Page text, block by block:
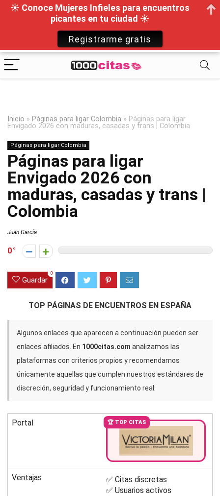
Inicio » Páginas para ligar Colombia » Páginas para ligar
Envigado 2026 con maduras, casadas y trans | Colombia
Páginas para ligar Colombia
Páginas para ligar
Envigado 2026 con
maduras, casadas y trans |
Colombia
Juan García
0
Guardar
0
TOP PÁGINAS DE ENCUENTROS EN ESPAÑA
Algunos enlaces que aparecen a continuación pueden ser
enlaces afiliados. En 1000citas.com analizamos las
plataformas con criterios propios y recomendamos
únicamente aquellas que cumplen nuestros estándares de
discreción, seguridad y funcionamiento real.
Portal 🏆 TOP CITAS
Ventajas
✅ Citas discretas
✅ Usuarios activos
☀ Conoce Mujeres Infieles para encuentros
picantes en tu ciudad ☀
Registrarme gratis